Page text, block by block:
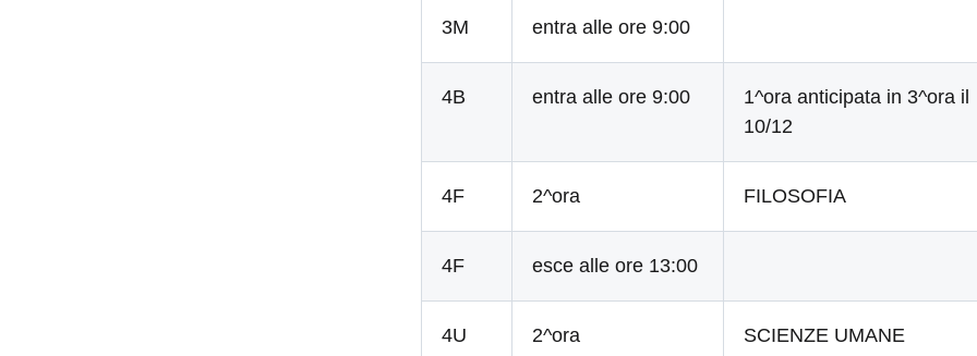
3M entra alle ore 9:00
4B entra alle ore 9:00
1^ora anticipata in 3^ora il
10/12
4F 2^ora FILOSOFIA
4F esce alle ore 13:00
4U 2^ora SCIENZE UMANE